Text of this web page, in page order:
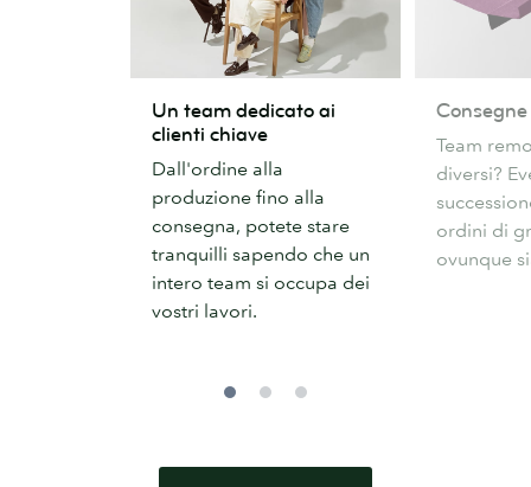
team
dedicato
clienti
chiave
Un team dedicato ai
clienti chiave
Dall'ordine alla
produzione fino alla
consegna, potete stare
tranquilli sapendo che un
intero team si occupa dei
vostri lavori.
sedi
Team
diversi?
ordini di
ovunque